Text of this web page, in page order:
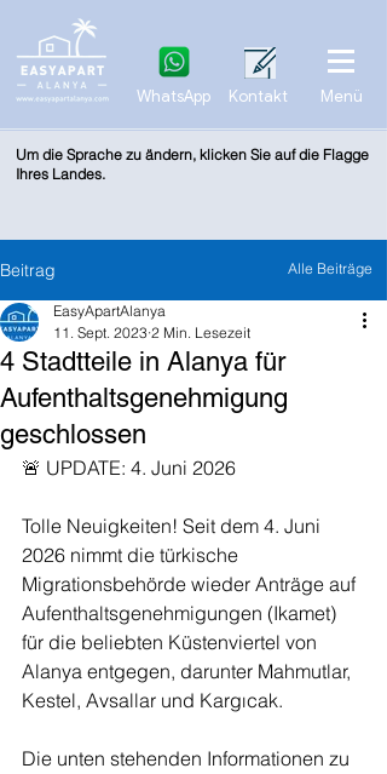
WhatsApp Kontakt Menü
Um die Sprache zu ändern, klicken Sie auf die Flagge
Ihres Landes.
Beitrag
4 Stadtteile in Alanya für
Aufenthaltsgenehmigung
geschlossen
EasyApartAlanya
11. Sept. 2023 2 Min. Lesezeit
🚨 UPDATE: 4. Juni 2026
Tolle Neuigkeiten! Seit dem 4. Juni
2026 nimmt die türkische
Migrationsbehörde wieder Anträge auf
Aufenthaltsgenehmigungen (Ikamet)
für die beliebten Küstenviertel von
Alanya entgegen, darunter Mahmutlar,
Kestel, Avsallar und Kargıcak.
Die unten stehenden Informationen zu
Alle Beiträge